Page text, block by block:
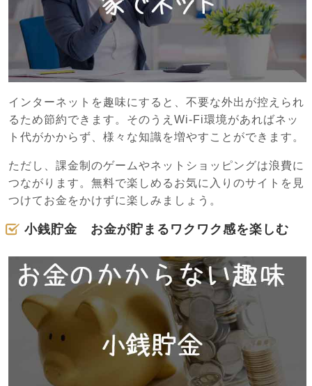
インターネットを趣味にすると、不要な外出が控えられ
るため節約できます。そのうえWi-Fi環境があればネッ
ト代がかからず、様々な知識を増やすことができます。
ただし、課金制のゲームやネットショッピングは浪費に
つながります。無料で楽しめるお気に入りのサイトを見
つけてお金をかけずに楽しみましょう。
小銭貯金 お金が貯まるワクワク感を楽しむ